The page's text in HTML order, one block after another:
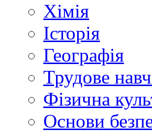
Хімія
Історія
Географія
Трудове
Фізична
Основи